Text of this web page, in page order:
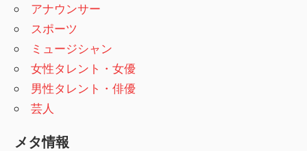
アナウンサー
スポーツ
ミュージシャン
女性タレント・女優
男性タレント・俳優
芸人
メタ情報